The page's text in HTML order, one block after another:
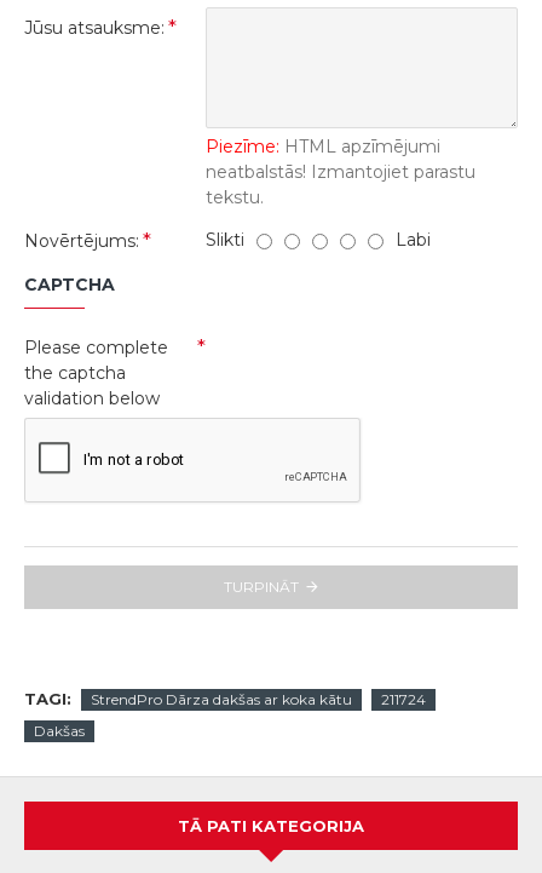
Jūsu atsauksme:
Piezīme: HTML apzīmējumi
neatbalstās! Izmantojiet parastu
tekstu.
Novērtējums:
Slikti Labi
CAPTCHA
Please complete
the captcha
validation below
TURPINĀT
TAGI: StrendPro Dārza dakšas ar koka kātu
211724
Dakšas
TĀ PATI KATEGORIJA